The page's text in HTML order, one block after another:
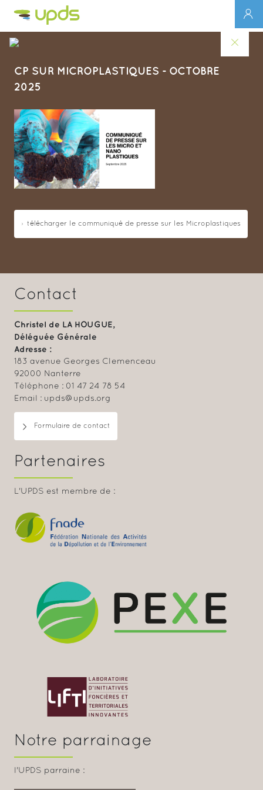
CP SUR MICROPLASTIQUES - OCTOBRE
2025
télécharger le communiqué de presse sur les Microplastiques
Contact
Christel de LA HOUGUE,
Déléguée Générale
Adresse :
183 avenue Georges Clemenceau
92000 Nanterre
Téléphone : 01 47 24 78 54
Email : upds@upds.org
Formulaire de contact
Partenaires
L'UPDS est membre de :
Notre parrainage
l'UPDS parraine :